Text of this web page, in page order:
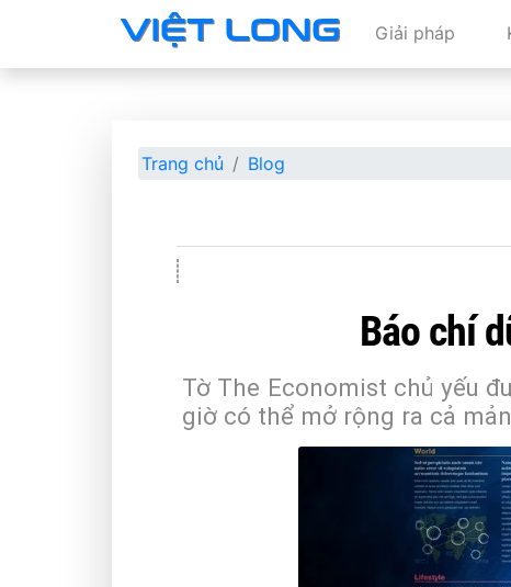
Giải pháp
Trang chủ Blog
Báo chí
Tờ The Economist chủ yếu
giờ có thể mở rộng ra cả